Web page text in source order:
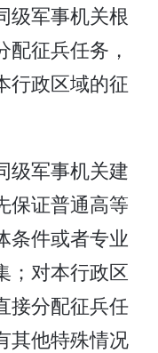
级军事机关根
征兵任务，
行政区域的征
级军事机关建
保证普通高等
条件或者专业
；对本行政区
接分配征兵任
其他特殊情况